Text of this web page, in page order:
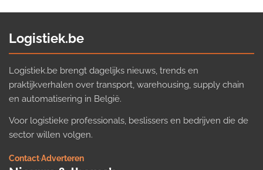
Logistiek.be
Logistiek.be brengt dagelijks nieuws, trends en
praktijkverhalen over transport, warehousing, supply chain
en automatisering in België.
Voor logistieke professionals, beslissers en bedrijven die de
sector willen volgen.
Contact·Adverteren